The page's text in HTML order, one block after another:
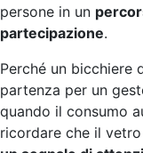
persone in un
partecipazione.
Perché un bicchiere
partenza per un
quando il consumo
ricordare che il